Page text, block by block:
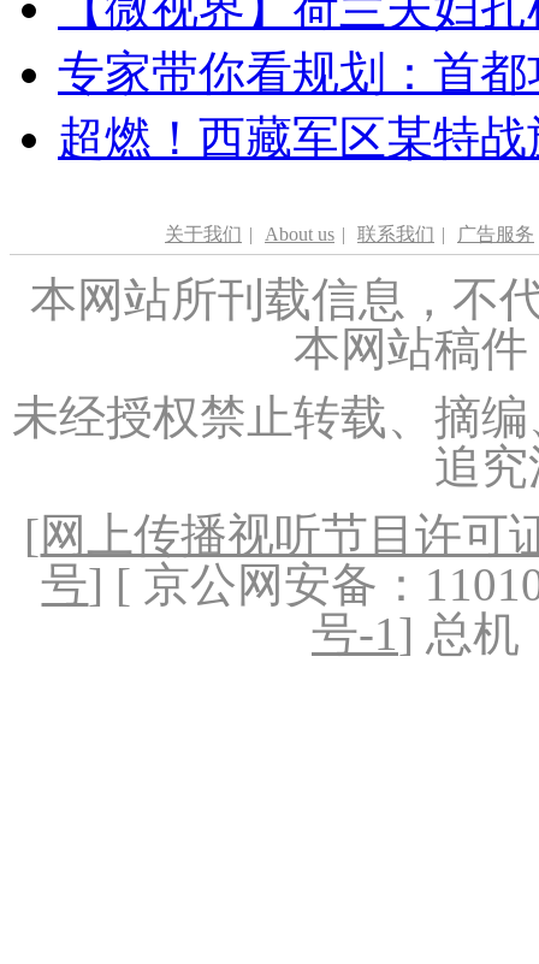
专家带你看规划：首
超燃！西藏军区某特
关于我们 | About us | 联系我们 | 广告服务
本网站所刊载信息，不
本网站稿
未经授权禁止转载、摘
追
[网上传播视听节目许可
号] [ 京公网安备：
号-1] 总机